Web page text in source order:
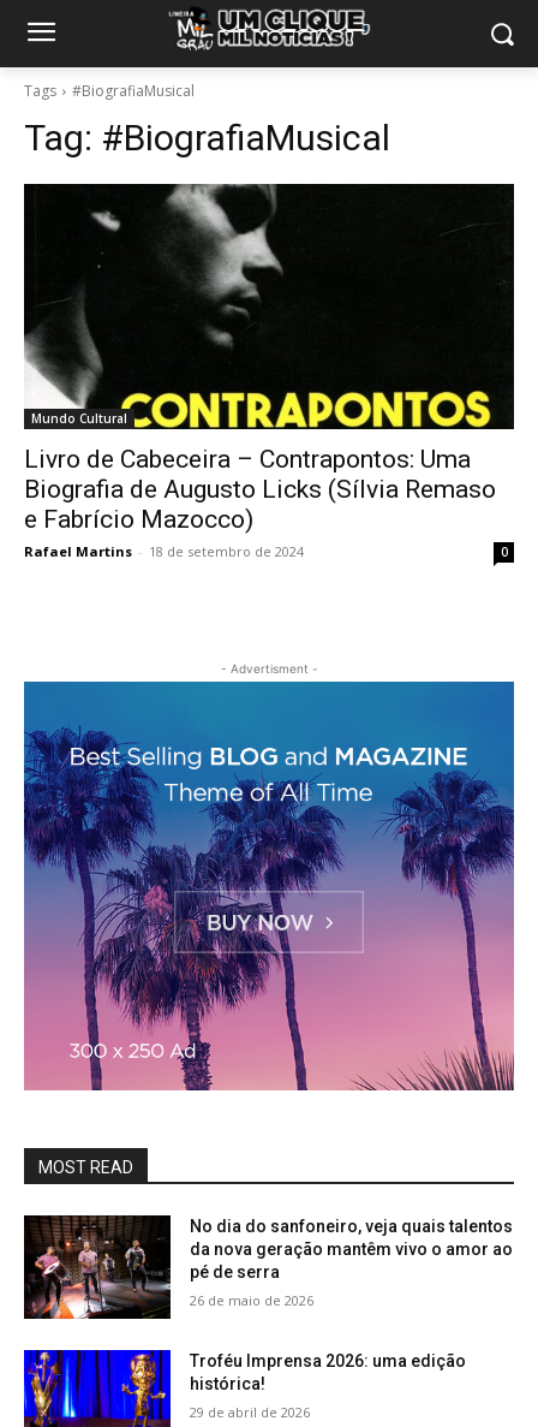
Tags #BiografiaMusical
Tag: #BiografiaMusical
Mundo Cultural
Livro de Cabeceira – Contrapontos: Uma
Biografia de Augusto Licks (Sílvia Remaso
e Fabrício Mazocco)
Rafael Martins - 18 de setembro de 2024 0
- Advertisment -
MOST READ
No dia do sanfoneiro, veja quais talentos
da nova geração mantêm vivo o amor ao
pé de serra
26 de maio de 2026
Troféu Imprensa 2026: uma edição
histórica!
29 de abril de 2026